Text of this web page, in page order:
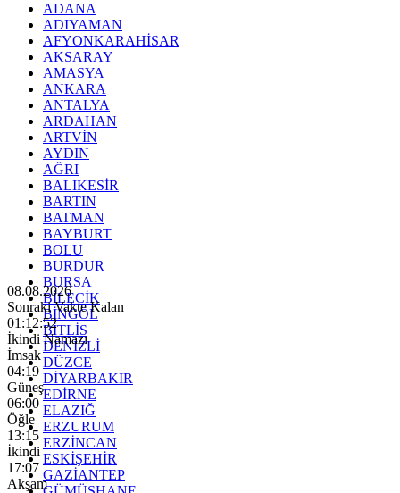
ADANA
ADIYAMAN
AFYONKARAHİSAR
AKSARAY
AMASYA
ANKARA
ANTALYA
ARDAHAN
ARTVİN
AYDIN
AĞRI
BALIKESİR
BARTIN
BATMAN
BAYBURT
BOLU
BURDUR
BURSA
BİLECİK
BİNGÖL
BİTLİS
DENİZLİ
DÜZCE
DİYARBAKIR
EDİRNE
ELAZIĞ
ERZURUM
ERZİNCAN
ESKİŞEHİR
GAZİANTEP
08.08.2026
Sonraki Vakte Kalan
01:12:50
İkindi Namazı
İmsak
04:19
Güneş
06:00
Öğle
13:15
İkindi
17:07
Akşam